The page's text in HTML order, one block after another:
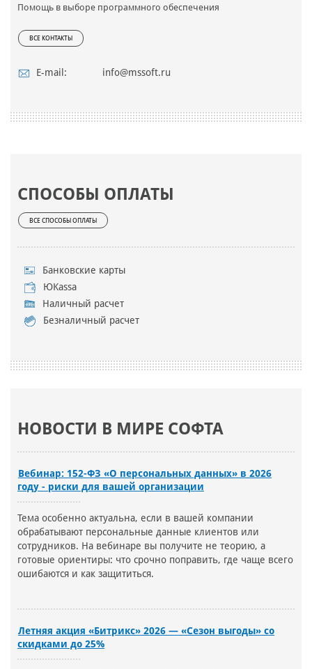
Помощь в выборе программного обеспечения
ВСЕ КОНТАКТЫ
E-mail: info@mssoft.ru
СПОСОБЫ ОПЛАТЫ
ВСЕ СПОСОБЫ ОПЛАТЫ
Банковские карты
ЮKassa
Наличный расчет
Безналичный расчет
НОВОСТИ В МИРЕ СОФТА
Вебинар: 152-ФЗ «О персональных данных» в 2026
году - риски для вашей организации
Тема особенно актуальна, если в вашей компании
обрабатывают персональные данные клиентов или
сотрудников. На вебинаре вы получите не теорию, а
готовые ориентиры: что срочно поправить, где чаще всего
ошибаются и как защититься.
Летняя акция «Битрикс» 2026 — «Сезон выгоды» со
скидками до 25%